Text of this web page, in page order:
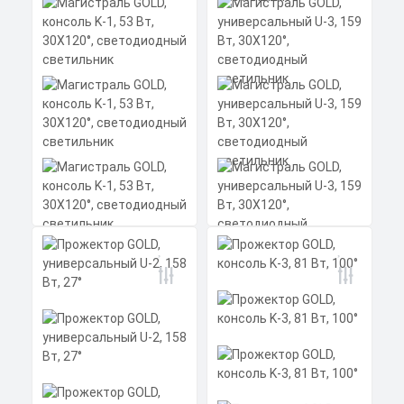
300x275x140 мм
Получить КП за 15
минутСкачать
КП
Магистраль GOLD,
консоль K-1, 53 Вт,
30X120°,
светодиодный
Магистраль GOLD,
универсальный U-3,
159 Вт, 30X120°,
светильник
0,95 cos
Материал корпуса:
Экструдированный
Цена по запросу